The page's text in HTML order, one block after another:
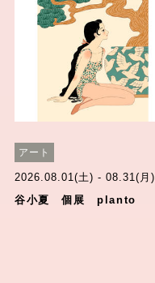
アート
2026.08.01(土) - 08.31(月)
谷小夏 個展 planto